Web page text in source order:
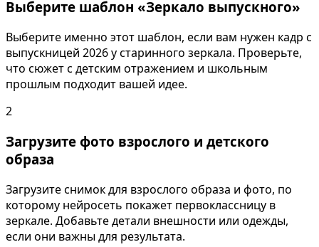
Выберите шаблон «Зеркало выпускного»
Выберите именно этот шаблон, если вам нужен кадр с
выпускницей 2026 у старинного зеркала. Проверьте,
что сюжет с детским отражением и школьным
прошлым подходит вашей идее.
2
Загрузите фото взрослого и детского
образа
Загрузите снимок для взрослого образа и фото, по
которому нейросеть покажет первоклассницу в
зеркале. Добавьте детали внешности или одежды,
если они важны для результата.